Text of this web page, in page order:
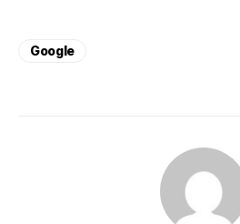
Google